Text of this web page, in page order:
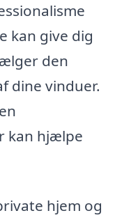
kan give dig
den
dine vinduer.
kan hjælpe
hjem og